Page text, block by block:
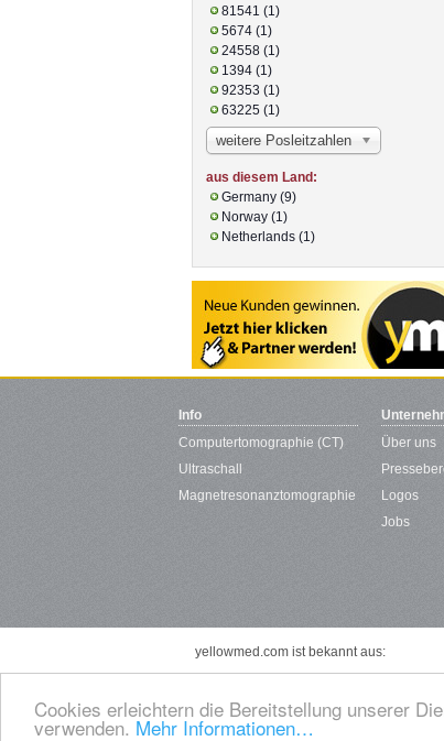
Cookies erleichtern die Bereitstellung unserer
verwenden. Mehr Informationen…
81541 (1)
5674 (1)
24558 (1)
1394 (1)
92353 (1)
63225 (1)
weitere Posleitzahlen
aus diesem Land:
Germany (9)
Norway (1)
Netherlands (1)
Info
Computertomographie (CT)
Ultraschall
Magnetresonanztomographie
Über uns
Logos
Jobs
yellowmed.com ist bekannt aus: